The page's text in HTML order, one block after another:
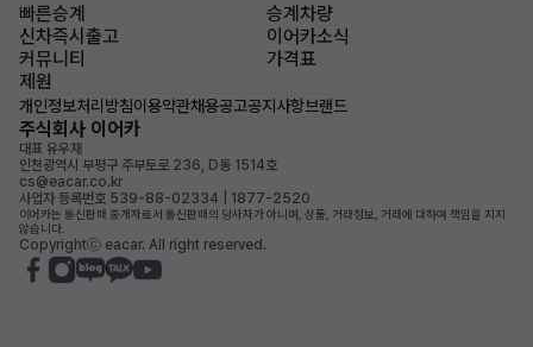
빠른승계
승계차량
신차즉시출고
이어카소식
커뮤니티
가격표
제원
개인정보처리방침이용약관채용공고공지사항브랜드
주식회사 이어카
대표 유우재
인천광역시 부평구 주부토로 236, D동 1514호
cs@eacar.co.kr
사업자 등록번호 539-88-02334 | 1877-2520
이어카는 통신판매 중개자로서 통신판매의 당사자가 아니며, 상품, 거래정보, 거래에 대하여 책임을 지지
않습니다.
Copyrightⓒ eacar. All right reserved.